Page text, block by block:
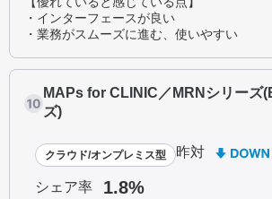
・インターフェースが良い
・業務がスムーズに進む、使いやすい
MAPs for CLINIC／MRNシリーズ
ズ)
クラウド/オンプレミス型 昨対
シェア率 1.8%